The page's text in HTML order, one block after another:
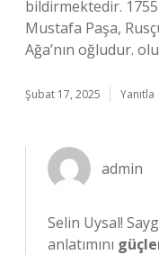
bildirmektedir. 1755
Mustafa Paşa,
Ağa’nın oğludur.
Şubat 17, 2025 Yanıtla
admin
Selin Uysal!
anlatımını